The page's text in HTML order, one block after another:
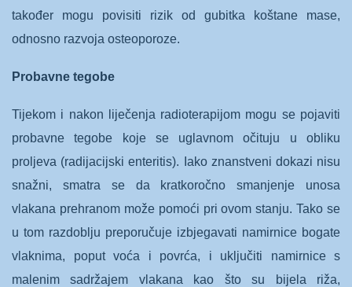
također mogu povisiti rizik od gubitka koštane mase,
odnosno razvoja osteoporoze.
Probavne tegobe
Tijekom i nakon liječenja radioterapijom mogu se pojaviti
probavne tegobe koje se uglavnom očituju u obliku
proljeva (radijacijski enteritis). Iako znanstveni dokazi nisu
snažni, smatra se da kratkoročno smanjenje unosa
vlakana prehranom može pomoći pri ovom stanju. Tako se
u tom razdoblju preporučuje izbjegavati namirnice bogate
vlaknima, poput voća i povrća, i uključiti namirnice s
malenim sadržajem vlakana kao što su bijela riža,